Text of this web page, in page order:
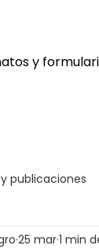
y
publicaciones
25 mar1 min